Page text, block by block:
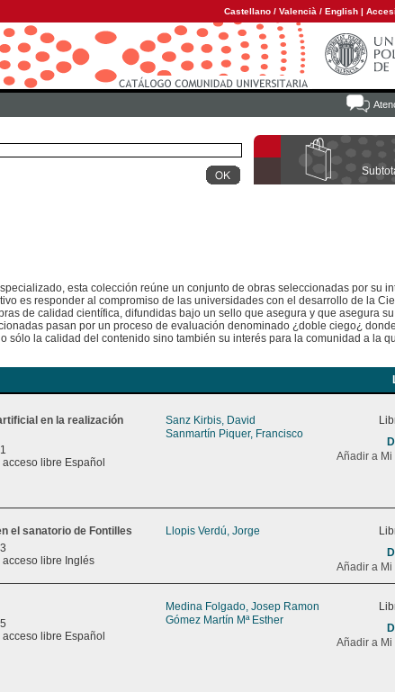
Castellano / Valencià / English |
esta colección reúne un conjunto de obras seleccionadas por su
es responder al compromiso de las universidades con el desarrollo de la
de calidad científica, difundidas bajo un sello que asegura y que asegura
pasan por un proceso de evaluación denominado ¿doble ciego¿
sólo la calidad del contenido sino también su interés para la comunidad a la
en la realización
libre Español
Sanz Kirbis, David
Sanmartín Piquer, Francisco
Añadir a Mi
el sanatorio de Fontilles
libre Inglés
Llopis Verdú, Jorge
Añadir a Mi
libre Español
Medina Folgado, Josep Ramon
Gómez Martín Mª Esther
Añadir a Mi